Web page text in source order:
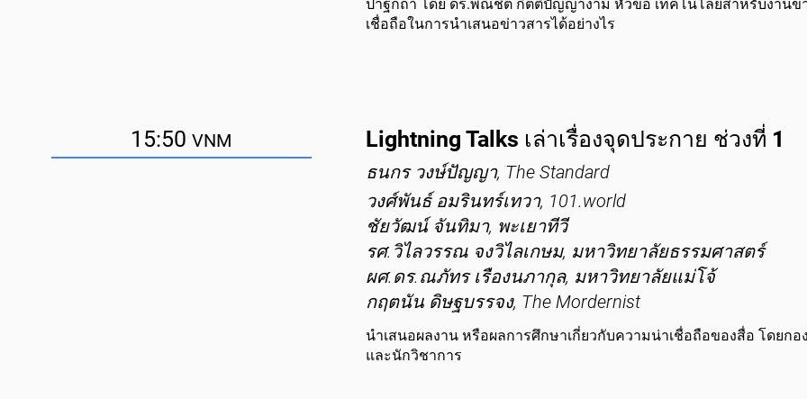
ปาฐกถา โดย ดร.พณชิต กิตติปัญญางาม หัวข้อ เทคโนโลยีสำหรับงานข่
เชื่อถือในการนำเสนอข่าวสารได้อย่างไร
15:50VNM Lightning Talks เล่าเรื่องจุดประกาย ช่วงที่ 1
ธนกร วงษ์ปัญญา, The Standard
วงศ์พันธ์ อมรินทร์เทวา, 101.world
ชัยวัฒน์ จันทิมา, พะเยาทีวี
รศ.วิไลวรรณ จงวิไลเกษม, มหาวิทยาลัยธรรมศาสตร์
ผศ.ดร.ณภัทร เรืองนภากุล, มหาวิทยาลัยแม่โจ้
กฤตนัน ดิษฐบรรจง, The Mordernist
นำเสนอผลงาน หรือผลการศึกษาเกี่ยวกับความน่าเชื่อถือของสื่อ โดยก
และนักวิชาการ